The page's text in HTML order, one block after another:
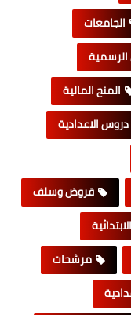
الجامعات
المنح المالية
دروس الاعدادية
قروض وسلف
مرشحات